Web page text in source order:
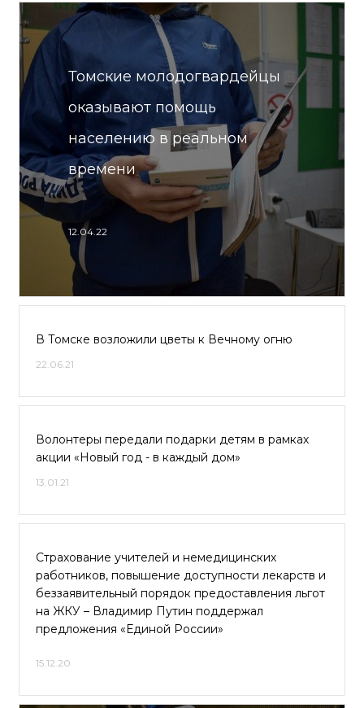
Томские молодогвардейцы
оказывают помощь
населению в реальном
времени
12.04.22
В Томске возложили цветы к Вечному огню
22.06.21
Волонтеры передали подарки детям в рамках
акции «Новый год - в каждый дом»
13.01.21
Страхование учителей и немедицинских
работников, повышение доступности лекарств и
беззаявительный порядок предоставления льгот
на ЖКУ – Владимир Путин поддержал
предложения «Единой России»
15.12.20